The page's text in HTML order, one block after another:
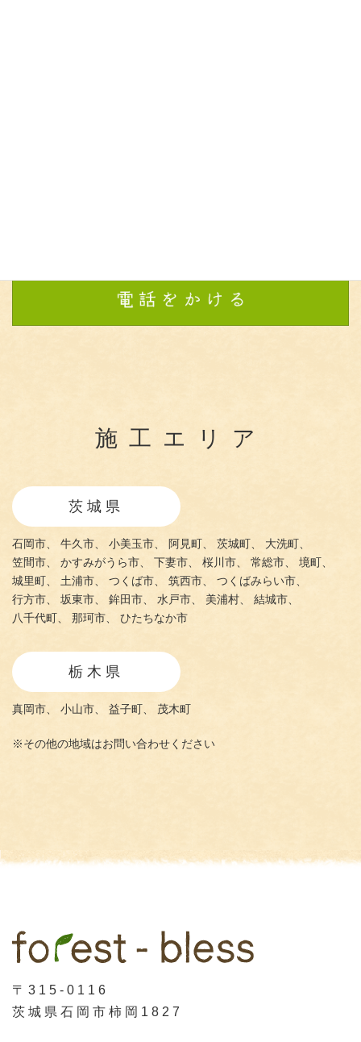
施工エリア
茨城県
石岡市、 牛久市、 小美玉市、 阿見町、 茨城町、
大洗町、
笠間市、
かすみがうら市、 下妻市、 桜川市、 常総市、
境町、
城里町、
土浦市、 つくば市、 筑西市、
つくばみらい市、
行方市、
坂東市、 鉾田市、 水戸市、 美浦村、
結城市、
八千代町、
那珂市、 ひたちなか市
栃木県
真岡市、 小山市、 益子町、 茂木町
※その他の地域はお問い合わせください
〒315-0116
茨城県石岡市柿岡1827